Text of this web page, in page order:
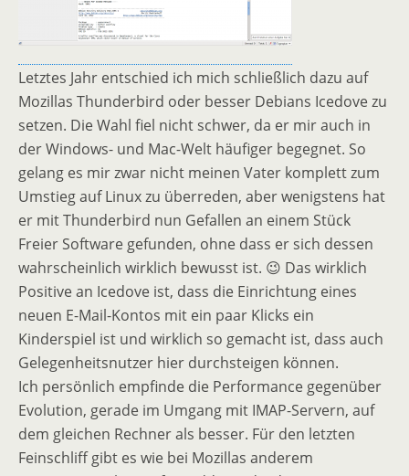
Letztes Jahr entschied ich mich schließlich dazu auf
Mozillas Thunderbird oder besser Debians Icedove zu
setzen. Die Wahl fiel nicht schwer, da er mir auch in
der Windows- und Mac-Welt häufiger begegnet. So
gelang es mir zwar nicht meinen Vater komplett zum
Umstieg auf Linux zu überreden, aber wenigstens hat
er mit Thunderbird nun Gefallen an einem Stück
Freier Software gefunden, ohne dass er sich dessen
wahrscheinlich wirklich bewusst ist. 😉 Das wirklich
Positive an Icedove ist, dass die Einrichtung eines
neuen E-Mail-Kontos mit ein paar Klicks ein
Kinderspiel ist und wirklich so gemacht ist, dass auch
Gelegenheitsnutzer hier durchsteigen können.
Ich persönlich empfinde die Performance gegenüber
Evolution, gerade im Umgang mit IMAP-Servern, auf
dem gleichen Rechner als besser. Für den letzten
Feinschliff gibt es wie bei Mozillas anderem